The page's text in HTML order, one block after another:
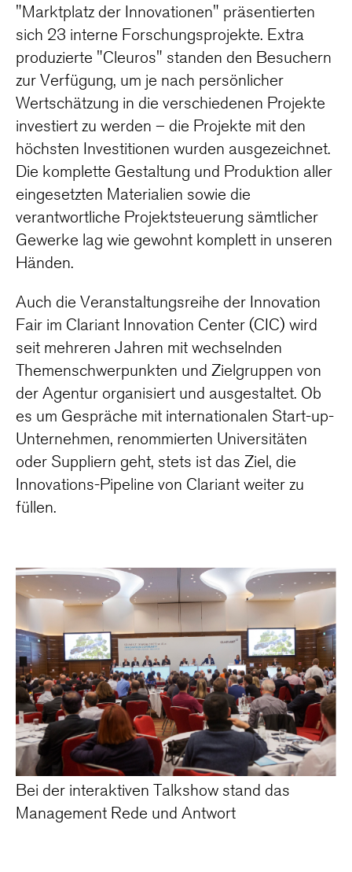
"Marktplatz der Innovationen" präsentierten
sich 23 interne Forschungsprojekte. Extra
produzierte "Cleuros" standen den Besuchern
zur Verfügung, um je nach persönlicher
Wertschätzung in die verschiedenen Projekte
investiert zu werden – die Projekte mit den
höchsten Investitionen wurden ausgezeichnet.
Die komplette Gestaltung und Produktion aller
eingesetzten Materialien sowie die
verantwortliche Projektsteuerung sämtlicher
Gewerke lag wie gewohnt komplett in unseren
Händen.
Auch die Veranstaltungsreihe der Innovation
Fair im Clariant Innovation Center (CIC) wird
seit mehreren Jahren mit wechselnden
Themenschwerpunkten und Zielgruppen von
der Agentur organisiert und ausgestaltet. Ob
es um Gespräche mit internationalen Start-up-
Unternehmen, renommierten Universitäten
oder Suppliern geht, stets ist das Ziel, die
Innovations-Pipeline von Clariant weiter zu
füllen.
Bei der interaktiven Talkshow stand das
Management Rede und Antwort